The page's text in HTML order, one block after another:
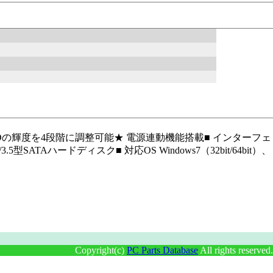
輝度を4段階に調整可能★ 電源連動機能搭載■ インターフェ
型SATAハードディスク■ 対応OS Windows7（32bit/64bit）、
Copyright(c) PC Parts Database All rights reserved.